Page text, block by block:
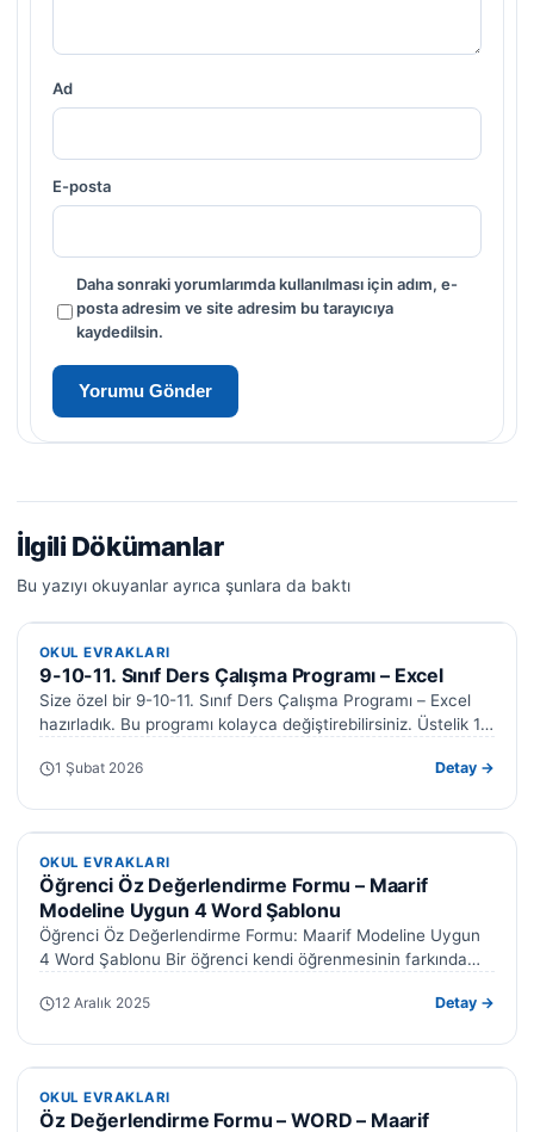
Ad
E-posta
Daha sonraki yorumlarımda kullanılması için adım, e-
posta adresim ve site adresim bu tarayıcıya
kaydedilsin.
İlgili Dökümanlar
Bu yazıyı okuyanlar ayrıca şunlara da baktı
OKUL EVRAKLARI
OKUL EVRAKLARI
9-10-11. Sınıf Ders Çalışma Programı – Excel
Size özel bir 9-10-11. Sınıf Ders Çalışma Programı – Excel
hazırladık. Bu programı kolayca değiştirebilirsiniz. Üstelik 10.
1 Şubat 2026 Detay →
OKUL EVRAKLARI
OKUL EVRAKLARI
Öğrenci Öz Değerlendirme Formu – Maarif
Modeline Uygun 4 Word Şablonu
Öğrenci Öz Değerlendirme Formu: Maarif Modeline Uygun
4 Word Şablonu Bir öğrenci kendi öğrenmesinin farkında
12 Aralık 2025 Detay →
OKUL EVRAKLARI
OKUL EVRAKLARI
Öz Değerlendirme Formu – WORD – Maarif